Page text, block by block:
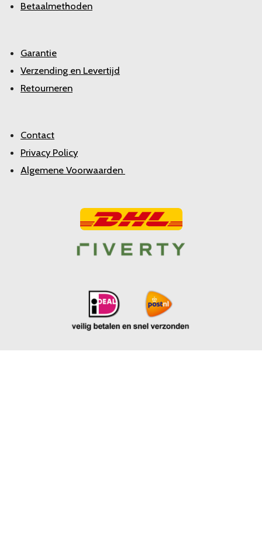
Betaalmethoden
Garantie
Verzending en Levertijd
Retourneren
Contact
Privacy Policy
Algemene Voorwaarden